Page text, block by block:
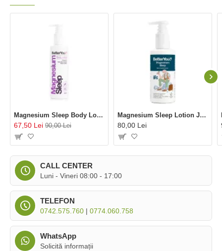
CALL CENTER
Luni - Vineri 08:00 - 17:00
TELEFON
0742.575.760 | 0774.060.758
WhatsApp
Solicită informații
Magnesium Sleep Body Lotion (180 ml), BetterYou
67,50 Lei 90,00 Lei
Magnesium Sleep Lotion Junior (135 ml), BetterYou
80,00 Lei